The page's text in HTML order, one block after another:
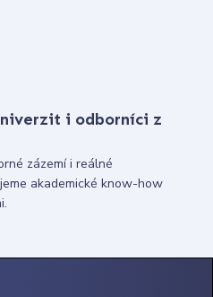
i odborníci z
zázemí i reálné
akademické know-how